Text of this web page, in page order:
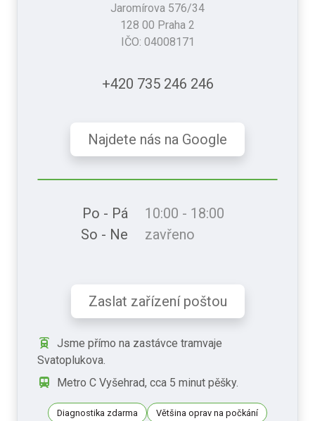
Jaromírova 576/34
128 00 Praha 2
IČO: 04008171
+420 735 246 246
Najdete nás na Google
Po - Pá
10:00 - 18:00
So - Ne
zavřeno
Zaslat zařízení poštou
Jsme přímo na zastávce tramvaje
Svatoplukova.
Metro C Vyšehrad, cca 5 minut pěšky.
Diagnostika zdarma Většina oprav na počkání